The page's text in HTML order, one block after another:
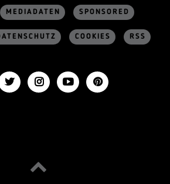
MEDIADATEN SPONSORED
COOKIES RSS